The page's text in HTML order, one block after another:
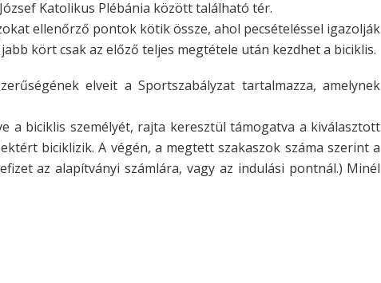
Katolikus Plébánia között található tér.
ellenőrző pontok kötik össze, ahol pecsételéssel igazolják
kört csak az előző teljes megtétele után kezdhet a biciklis.
elveit a Sportszabályzat tartalmazza, amelynek
a biciklis személyét, rajta keresztül támogatva a kiválasztott
biciklizik. A végén, a megtett szakaszok száma szerint a
az alapítványi számlára, vagy az indulási pontnál.) Minél